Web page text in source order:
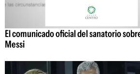
El comunicado oficial del sanatorio
Messi